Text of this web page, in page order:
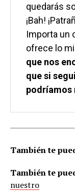
quedarás
¡Bah!
Importa un
ofrece lo
que nos
que si
podríamos
También te
También te
nuestro